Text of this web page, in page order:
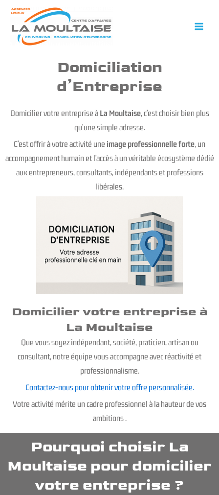
contenu
Domiciliation
d’Entreprise
Domicilier votre entreprise à La Moultaise, c’est choisir bien plus
qu’une simple adresse.
C’est offrir à votre activité une image professionnelle forte, un
accompagnement humain et l’accès à un véritable écosystème dédié
aux entrepreneurs, consultants, indépendants et professions
libérales.
Domicilier votre entreprise à
La Moultaise
Que vous soyez indépendant, société, praticien, artisan ou
consultant, notre équipe vous accompagne avec réactivité et
professionnalisme.
Contactez-nous pour obtenir votre offre personnalisée.
Votre activité mérite un cadre professionnel à la hauteur de vos
ambitions .
Pourquoi choisir La
Moultaise pour domicilier
votre entreprise ?